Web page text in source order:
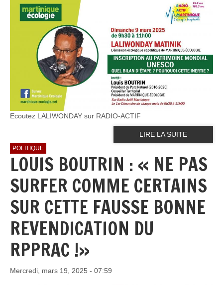
Ecoutez LALIWONDAY sur RADIO-ACTIF
LIRE LA SUITE
POLITIQUE
LOUIS BOUTRIN : « NE PAS
SURFER COMME CERTAINS
SUR CETTE FAUSSE BONNE
REVENDICATION DU
RPPRAC !»
Mercredi, mars 19, 2025 - 07:59